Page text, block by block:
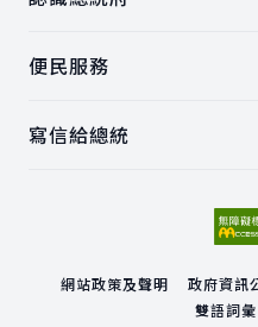
便民服務
寫信給總統
網站政策及聲明 政府資訊
雙語詞彙